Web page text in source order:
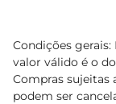
Condições
valor válido é o
Compras sujeitas
podem ser